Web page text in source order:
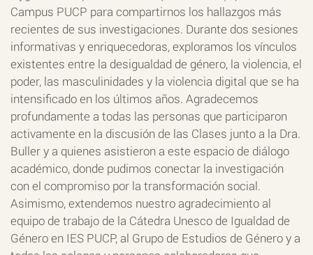
Campus PUCP para compartirnos los hallazgos más
recientes de sus investigaciones. Durante dos sesiones
informativas y enriquecedoras, exploramos los vínculos
existentes entre la desigualdad de género, la violencia, el
poder, las masculinidades y la violencia digital que se ha
intensificado en los últimos años. Agradecemos
profundamente a todas las personas que participaron
activamente en la discusión de las Clases junto a la Dra.
Buller y a quienes asistieron a este espacio de diálogo
académico, donde pudimos conectar la investigación
con el compromiso por la transformación social.
Asimismo, extendemos nuestro agradecimiento al
equipo de trabajo de la Cátedra Unesco de Igualdad de
Género en IES PUCP, al Grupo de Estudios de Género y a